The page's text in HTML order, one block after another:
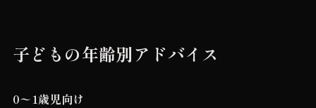
子どもの年齢別アドバイス
0〜1歳児向け